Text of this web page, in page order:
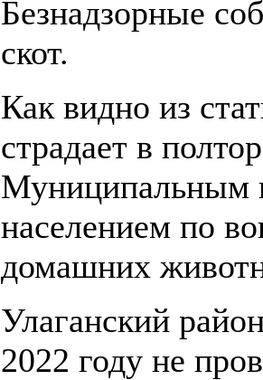
Безнадзорные
скот.
Как видно из
страдает в
Муниципальным
населением по
домашних
Улаганский
2022 году не